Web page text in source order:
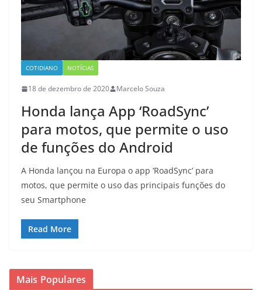
COTIDIANO NOTÍCIAS
18 de dezembro de 2020 Marcelo Souza
Honda lança App ‘RoadSync’
para motos, que permite o uso
de funções do Android
A Honda lançou na Europa o app ‘RoadSync’ para
motos, que permite o uso das principais funções do
seu Smartphone
Read More
Mais Populares